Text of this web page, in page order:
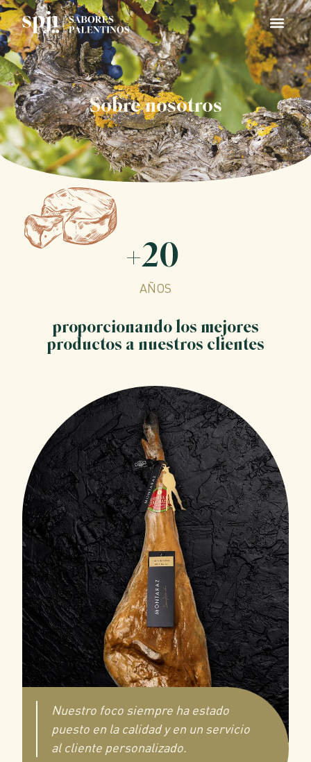
Sobre nosotros
AÑOS
+20
proporcionando los mejores
productos a nuestros clientes
Nuestro foco siempre ha estado
puesto en la calidad y en un servicio
al cliente personalizado.